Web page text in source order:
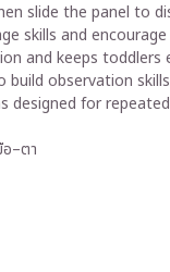
slide the panel to
skills and
and keeps toddlers
observation
designed for
–ตา